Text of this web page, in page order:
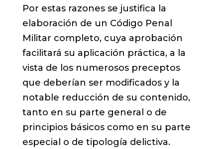
Por estas razones se justifica la
elaboración de un Código Penal
Militar completo, cuya aprobación
facilitará su aplicación práctica, a la
vista de los numerosos preceptos
que deberían ser modificados y la
notable reducción de su contenido,
tanto en su parte general o de
principios básicos como en su parte
especial o de tipología delictiva.